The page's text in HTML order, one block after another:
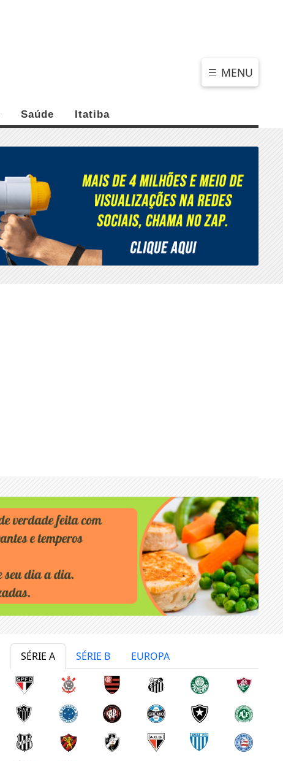
MENU
Saúde Itatiba
SÉRIE A SÉRIE B EUROPA